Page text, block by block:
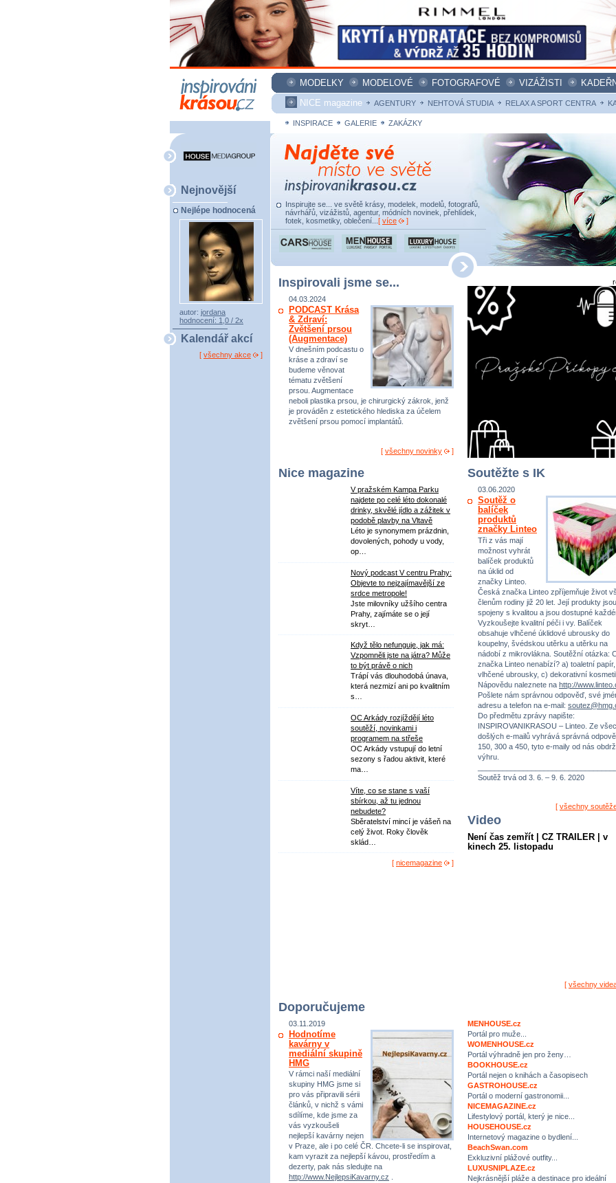
MODELKY MODELOVÉ FOTOGRAFOVÉ VIZÁŽISTI
NICE magazine
AGENTURY NEHTOVÁ STUDIA RELAX A SPORT CENTRA
INSPIRACE GALERIE ZAKÁZKY
Nejnovější
Nejlépe hodnocená
autor: jordana
hodnocení: 1,0 / 2x
Kalendář akcí
[ všechny akce ]
Inspirujte se... ve světě krásy, modelek, modelů, fotografů,
návrhářů, vizážistů, agentur, módních novinek, přehlídek,
fotek, kosmetiky, oblečení... [ více ]
Inspirovali jsme se...
04.03.2024
PODCAST Krása
& Zdraví:
Zvětšení prsou
(Augmentace)
V dnešním podcastu o
kráse a zdraví se
budeme věnovat
tématu zvětšení
prsou. Augmentace
neboli plastika prsou, je chirurgický zákrok, jenž
je prováděn z estetického hlediska za účelem
zvětšení prsou pomocí implantátů.
[ všechny novinky ]
Nice magazine
V pražském Kampa Parku
najdete po celé léto dokonalé
drinky, skvělé jídlo a zážitek v
podobě plavby na Vltavě
Léto je synonymem prázdnin,
dovolených, pohody u vody,
op…
Nový podcast V centru Prahy:
Objevte to nejzajímavější ze
srdce metropole!
Jste milovníky užšího centra
Prahy, zajímáte se o její
skryt…
Když tělo nefunguje, jak má:
Vzpomněli jste na játra? Může
to být právě o nich
Trápí vás dlouhodobá únava,
která nezmizí ani po kvalitním
s…
OC Arkády rozjíždějí léto
soutěží, novinkami i
programem na střeše
OC Arkády vstupují do letní
sezony s řadou aktivit, které
ma…
Víte, co se stane s vaší
sbírkou, až tu jednou
nebudete?
Sběratelství mincí je vášeň na
celý život. Roky člověk
sklád…
[ nicemagazine ]
Soutěžte s IK
03.06.2020
Soutěž o
balíček
produktů
značky Linteo
Tři z vás mají
možnost vyhrát
balíček produktů
na úklid od
značky Linteo.
Česká značka Linteo zpříjemňuje život
členům rodiny již 20 let. Její produkty jsou
spojeny s kvalitou a jsou dostupné
Vyzkoušejte kvalitní péči i vy. Balíček
obsahuje vlhčené úklidové ubrousky do
koupelny, švédskou utěrku a utěrku na
nádobí z mikrovlákna. Soutěžní otázka:
značka Linteo nenabízí? a) toaletní
vlhčené ubrousky, c) dekorativní
Nápovědu naleznete na http://
Pošlete nám správnou odpověď, své
adresu a telefon na e-mail:
Do předmětu zprávy napište:
INSPIROVANIKRASOU – Linteo. Ze
došlých e-mailů vyhrává správná
150, 300 a 450, tyto e-maily od nás
výhru.
Soutěž trvá od 3. 6. – 9. 6. 2020
[ všechny
Video
Není čas zemřít | CZ TRAILER | v
kinech 25. listopadu
[ všechny
Doporučujeme
03.11.2019
Hodnotíme
kavárny v
mediální skupině
HMG
V rámci naší mediální
skupiny HMG jsme si
pro vás připravili sérii
článků, v nichž s vámi
sdílíme, kde jsme za
vás vyzkoušeli
nejlepší kavárny nejen
v Praze, ale i po celé ČR. Chcete-li se inspirovat,
kam vyrazit za nejlepší kávou, prostředím a
dezerty, pak nás sledujte na
http://www.NejlepsiKavarny.cz
MENHOUSE.cz
Portál pro muže...
WOMENHOUSE.cz
Portál výhradně jen pro ženy…
BOOKHOUSE.cz
Portál nejen o knihách a časopisech
GASTROHOUSE.cz
Portál o moderní gastronomii...
NICEMAGAZINE.cz
Lifestylový portál, který je nice...
HOUSEHOUSE.cz
Internetový magazine o bydlení...
BeachSwan.com
Exkluzivní plážové outfity...
LUXUSNIPLAZE.cz
Nejkrásnější pláže a destinace pro ideální